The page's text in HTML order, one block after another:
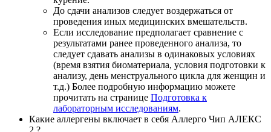
До сдачи анализов следует воздержаться от
проведения иных медицинских вмешательств.
Если исследование предполагает сравнение с
результатами ранее проведенного анализа, то
следует сдавать анализы в одинаковых условиях
(время взятия биоматериала, условия подготовки к
анализу, день менструального цикла для женщин и
т.д.) Более подробную информацию можете
прочитать на странице Подготовка к
лабораторным исследованиям.
Какие аллергены включает в себя Аллерго Чип АЛЕКС